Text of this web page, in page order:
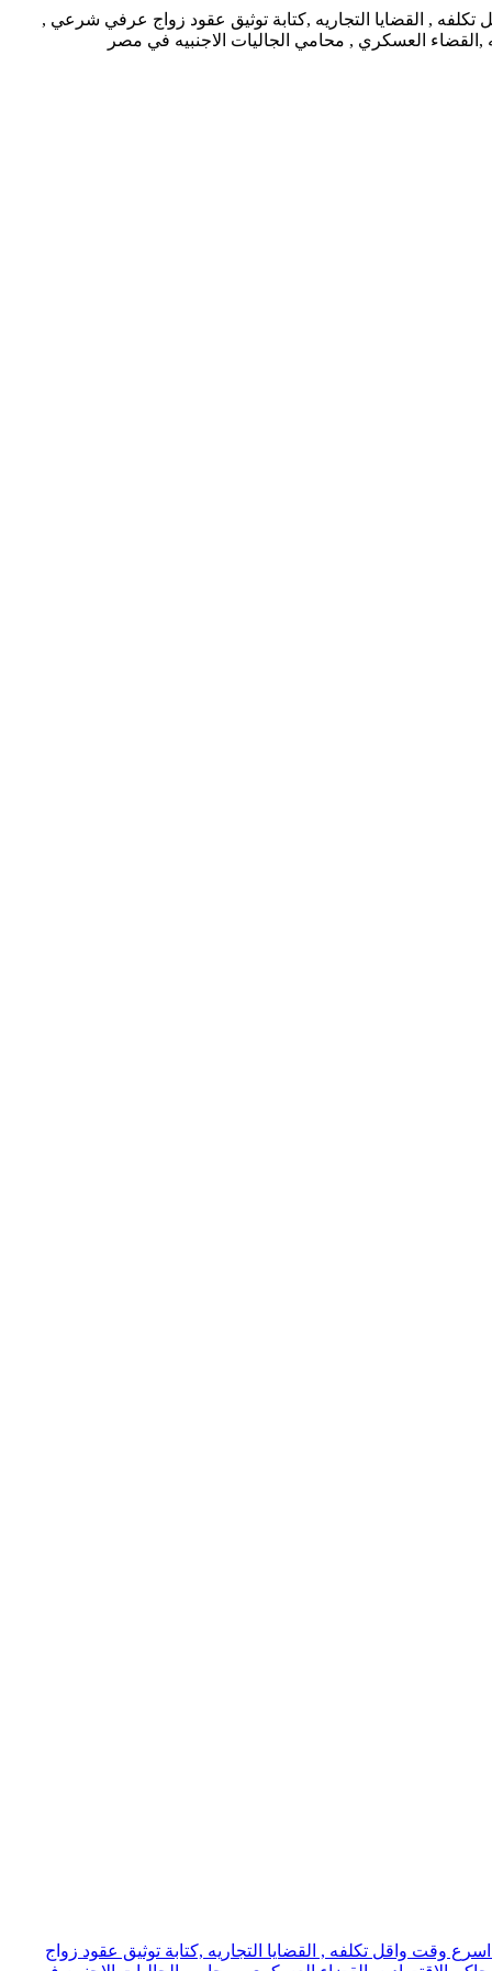
, القضايا التجاريه ,كتابة توثيق عقود زواج عرفي شرعي ,
,القضاء العسكري , محامي الجاليات الاجنبيه في مصر
وقت واقل تكلفه , القضايا التجاريه ,كتابة توثيق عقود زواج